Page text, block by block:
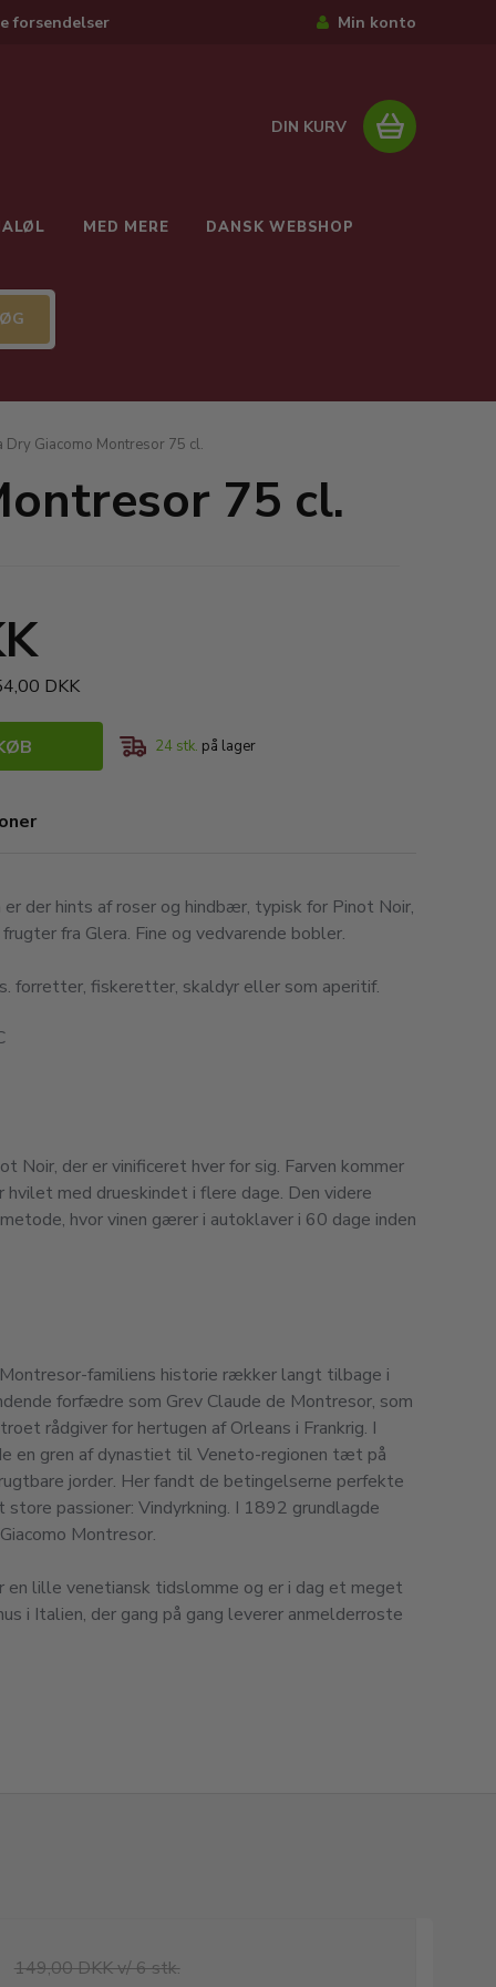
forsendelser Min konto
DIN KURV
MED MERE DANSK WEBSHOP
Dry Giacomo Montresor 75 cl.
75 cl.
DKK
24 stk. på lager
der hints af roser og hindbær, typisk for Pinot Noir,
fra Glera. Fine og vedvarende bobler.
forretter, fiskeretter, skaldyr eller som aperitif.
Noir, der er vinificeret hver for sig. Farven kommer
hvilet med drueskindet i flere dage. Den videre
hvor vinen gærer i autoklaver i 60 dage inden
familiens historie rækker langt tilbage i
forfædre som Grev Claude de Montresor, som
rådgiver for hertugen af Orleans i Frankrig. I
gren af dynastiet til Veneto-regionen tæt på
jorder. Her fandt de betingelserne perfekte
passioner: Vindyrkning. I 1892 grundlagde
Montresor.
en lille venetiansk tidslomme og er i dag et meget
i Italien, der gang på gang leverer anmelderroste
149,00 DKK v/ 6 stk.